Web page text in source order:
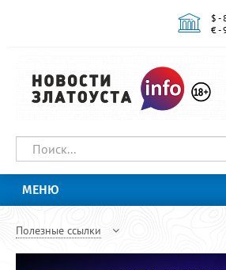
$ -
€ -
МЕНЮ
Полезные ссылки